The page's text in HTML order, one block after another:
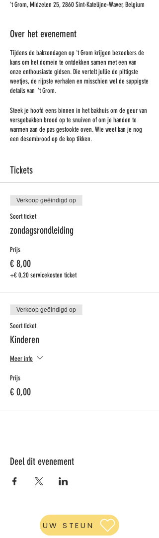
't Grom, Midzelen 25, 2860 Sint-Katelijne-Waver, Belgium
Over het evenement
Tijdens de bakzondagen op 't Grom krijgen bezoekers de
kans om het domein te ontdekken samen met een van
onze enthousiaste gidsen. Die vertelt jullie de pittigste
weetjes, de rijpste verhalen en misschien wel de sappigste
details van 't Grom.
Steek je hoofd eens binnen in het bakhuis om de geur van
versgebakken brood op te snuiven of om je handen te
warmen aan de pas gestookte oven. Wie weet kan je nog
een desembrood op de kop tikken.
Kinderen (-18 jaar) mogen gratis mee.
Tickets
Verkoop geëindigd op
Soort ticket
zondagsrondleiding
Prijs
€ 8,00
+€ 0,20 servicekosten ticket
Verkoop geëindigd op
Soort ticket
Kinderen
Meer info
Prijs
€ 0,00
Deel dit evenement
UW STEUN